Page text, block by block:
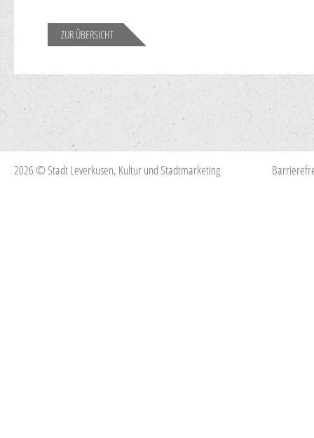
ZUR ÜBERSICHT
2026 © Stadt Leverkusen, Kultur und Stadtmarketing